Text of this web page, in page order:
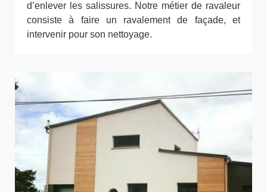
d’enlever les salissures. Notre métier de ravaleur
consiste à faire un ravalement de façade, et
intervenir pour son nettoyage.